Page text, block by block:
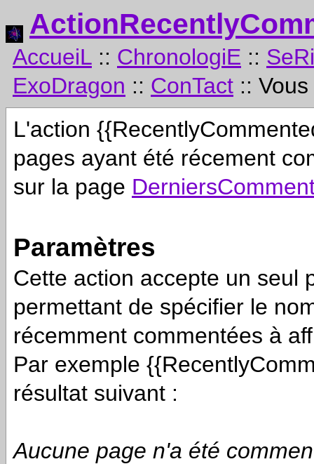
AccueiL :: ChronologiE ::
ExoDragon :: ConTact ::
L'action
pages ayant été récement
sur la page
Paramètres
Cette action accepte un seul
permettant de spécifier le
récemment commentées à
Par exemple
résultat suivant :
Aucune page n'a été